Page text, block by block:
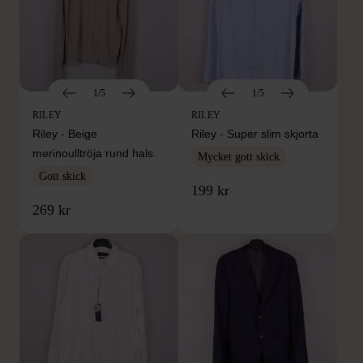
1/5
RILEY
Riley - Beige
merinoulltröja rund hals
Gott skick
269 kr
1/5
RILEY
Riley - Super slim skjorta
Mycket gott skick
199 kr